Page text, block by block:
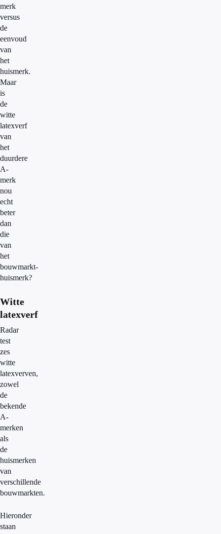
merk
versus
de
eenvoud
van
het
huismerk.
Maar
is
de
witte
latexverf
van
het
duurdere
A-
merk
nou
echt
beter
dan
die
van
het
bouwmarkt-
huismerk?
Witte
latexverf
Radar
test
zes
witte
latexverven,
zowel
de
bekende
A-
merken
als
de
huismerken
van
verschillende
bouwmarkten.
Hieronder
staan